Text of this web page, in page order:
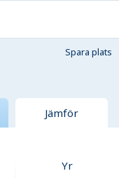
Spara plats
Jämför
Yr